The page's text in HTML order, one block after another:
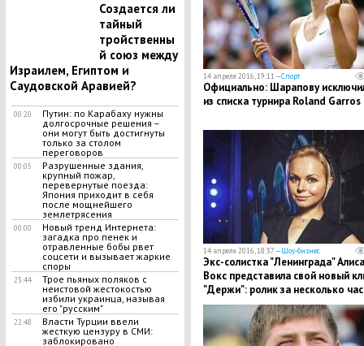
Создается ли
тайный
тройственны
й союз между
Израилем, Египтом и
Саудовской Аравией?
00:20
Путин: по Карабаху нужны
долгосрочные решения –
они могут быть достигнуты
только за столом
переговоров
00:05
Разрушенные здания,
крупный пожар,
перевернутые поезда:
Япония приходит в себя
после мощнейшего
землетрясения
00:00
Новый тренд Интернета:
загадка про пенек и
отравленные бобы рвет
соцсети и вызывает жаркие
споры
23:44
Трое пьяных поляков с
неистовой жестокостью
избили украинца, называя
его "русским"
22:48
Власти Турции ввели
жесткую цензуру в СМИ:
заблокировано
14 апреля 2016, 19:11 —Спорт
Официально: Шарапову
из списка турнира Roland Garros
14 апреля 2016, 18:37 —Шоу-бизнес
Экс-солистка "Ленинграда" Алиса
Вокс представила свой новый
"Держи": ролик за несколько
набрал более 25 тысяч